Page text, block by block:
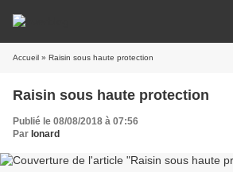
Accueil » Raisin sous haute protection
Raisin sous haute protection
Publié le 08/08/2018 à 07:56
Par Ionard